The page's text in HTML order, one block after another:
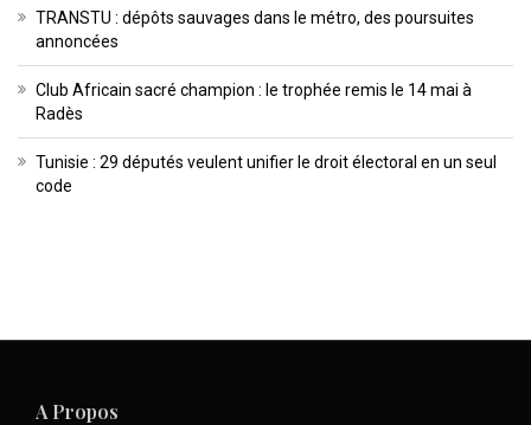
TRANSTU : dépôts sauvages dans le métro, des poursuites
annoncées
Club Africain sacré champion : le trophée remis le 14 mai à
Radès
Tunisie : 29 députés veulent unifier le droit électoral en un seul
code
A Propos